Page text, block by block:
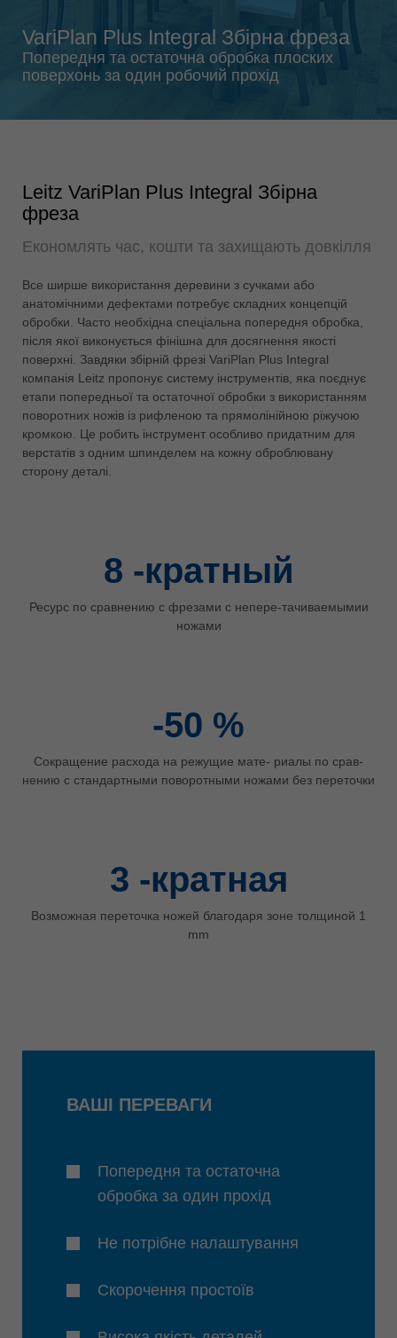
Slovenija
slovenski
english
Việt Nam
tiếng việt
中国
中文
ประเทศไทย
ไทย
VariPlan Plus Integral Збірна фреза
Попередня та остаточна обробка плоских
поверхонь за один робочий прохід
Leitz VariPlan Plus Integral Збірна
фреза
Економлять час, кошти та захищають довкілля
Все ширше використання деревини з сучками або
анатомічними дефектами потребує складних концепцій
обробки. Часто необхідна спеціальна попередня обробка,
після якої виконується фінішна для досягнення якості
поверхні. Завдяки збірній фрезі VariPlan Plus Integral
компанія Leitz пропонує систему інструментів, яка поєднує
етапи попередньої та остаточної обробки з використанням
поворотних ножів із рифленою та прямолінійною ріжучою
кромкою. Це робить інструмент особливо придатним для
верстатів з одним шпинделем на кожну оброблювану
сторону деталі.
8 -кратный
Ресурс по сравнению с фрезами с непере-тачиваемымии
ножами
-50 %
Сокращение расхода на режущие мате- риалы по срав-
нению с стандартными поворотными ножами без переточки
3 -кратная
Возможная переточка ножей благодаря зоне толщиной 1
mm
ВАШІ ПЕРЕВАГИ
Попередня та остаточна
обробка за один прохід
Не потрібне налаштування
Скорочення простоїв